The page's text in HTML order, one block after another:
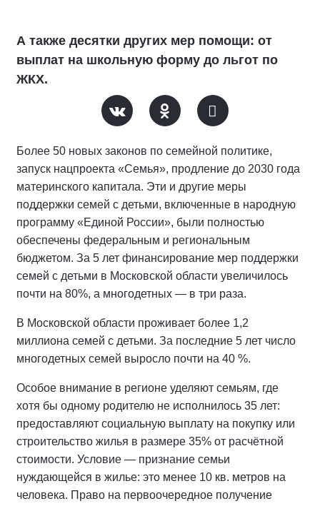
А также десятки других мер помощи: от
выплат на школьную форму до льгот по
ЖКХ.
Более 50 новых законов по семейной политике,
запуск нацпроекта «Семья», продление до 2030 года
материнского капитала. Эти и другие меры
поддержки семей с детьми, включенные в народную
программу «Единой России», были полностью
обеспечены федеральным и региональным
бюджетом. За 5 лет финансирование мер поддержки
семей с детьми в Московской области увеличилось
почти на 80%, а многодетных — в три раза.
В Московской области проживает более 1,2
миллиона семей с детьми. За последние 5 лет число
многодетных семей выросло почти на 40 %.
Особое внимание в регионе уделяют семьям, где
хотя бы одному родителю не исполнилось 35 лет:
предоставляют социальную выплату на покупку или
строительство жилья в размере 35% от расчётной
стоимости. Условие — признание семьи
нуждающейся в жилье: это менее 10 кв. метров на
человека. Право на первоочередное получение